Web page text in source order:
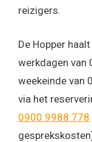
reizigers.
De Hopper
werkdagen van
weekeinde van
via het
0900 9988 778